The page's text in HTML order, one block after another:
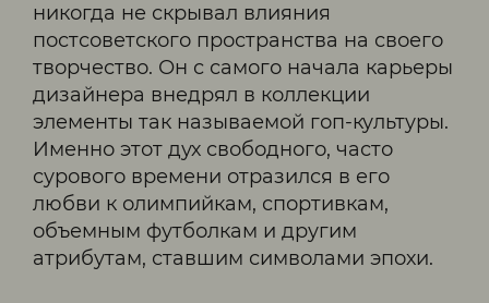
никогда не скрывал влияния
постсоветского пространства на своего
творчество. Он с самого начала карьеры
дизайнера внедрял в коллекции
элементы так называемой гоп-культуры.
Именно этот дух свободного, часто
сурового времени отразился в его
любви к олимпийкам, спортивкам,
объемным футболкам и другим
атрибутам, ставшим символами эпохи.